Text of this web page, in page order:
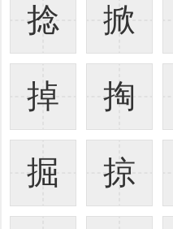
捻 掀
掉 掏
掘 掠